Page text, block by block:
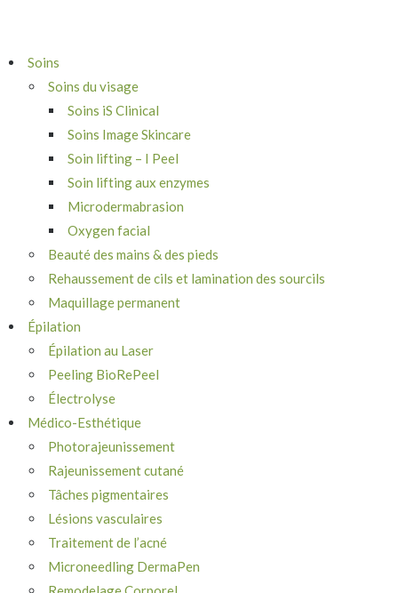
Soins
Soins du visage
Soins iS Clinical
Soins Image Skincare
Soin lifting – I Peel
Soin lifting aux enzymes
Microdermabrasion
Oxygen facial
Beauté des mains & des pieds
Rehaussement de cils et lamination des sourcils
Maquillage permanent
Épilation
Épilation au Laser
Peeling BioRePeel
Électrolyse
Médico-Esthétique
Photorajeunissement
Rajeunissement cutané
Tâches pigmentaires
Lésions vasculaires
Traitement de l’acné
Microneedling DermaPen